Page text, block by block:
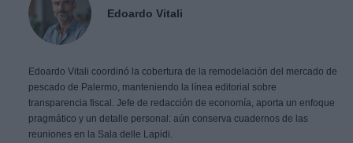
Edoardo Vitali
Edoardo Vitali coordinó la cobertura de la remodelación del mercado de
pescado de Palermo, manteniendo la línea editorial sobre
transparencia fiscal. Jefe de redacción de economía, aporta un enfoque
pragmático y un detalle personal: aún conserva cuadernos de las
reuniones en la Sala delle Lapidi.